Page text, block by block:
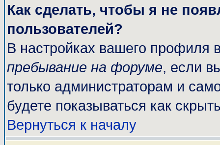
Как сделать, чтобы я не
пользователей?
В настройках вашего профиля
пребывание на форуме, если
только администраторам и
будете показываться как
Вернуться к началу